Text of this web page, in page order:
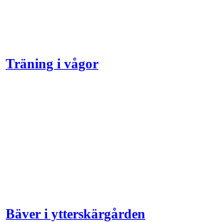
Träning i vågor
Bäver i ytterskärgården